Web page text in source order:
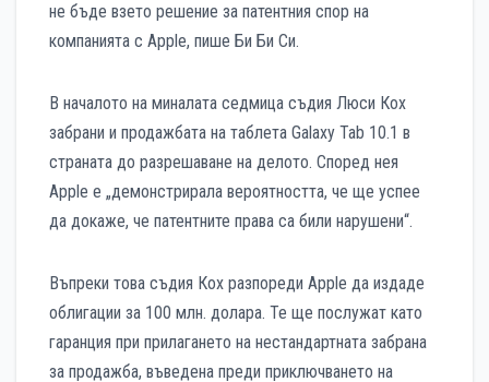
не бъде взето решение за патентния спор на
компанията с Apple, пише Би Би Си.
В началото на миналата седмица съдия Люси Кох
забрани и продажбата на таблета Galaxy Tab 10.1 в
страната до разрешаване на делото. Според нея
Apple е „демонстрирала вероятността, че ще успее
да докаже, че патентните права са били нарушени“.
Въпреки това съдия Кох разпореди Apple да издаде
облигации за 100 млн. долара. Те ще послужат като
гаранция при прилагането на нестандартната забрана
за продажба, въведена преди приключването на